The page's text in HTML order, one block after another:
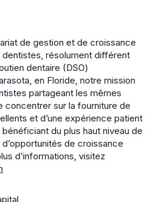
de gestion et de croissance
résolument différent
dentaire (DSO)
en Floride, notre mission
partageant les mêmes
concentrer sur la fourniture de
et d’une expérience patient
du plus haut niveau de
de croissance
d’informations, visitez